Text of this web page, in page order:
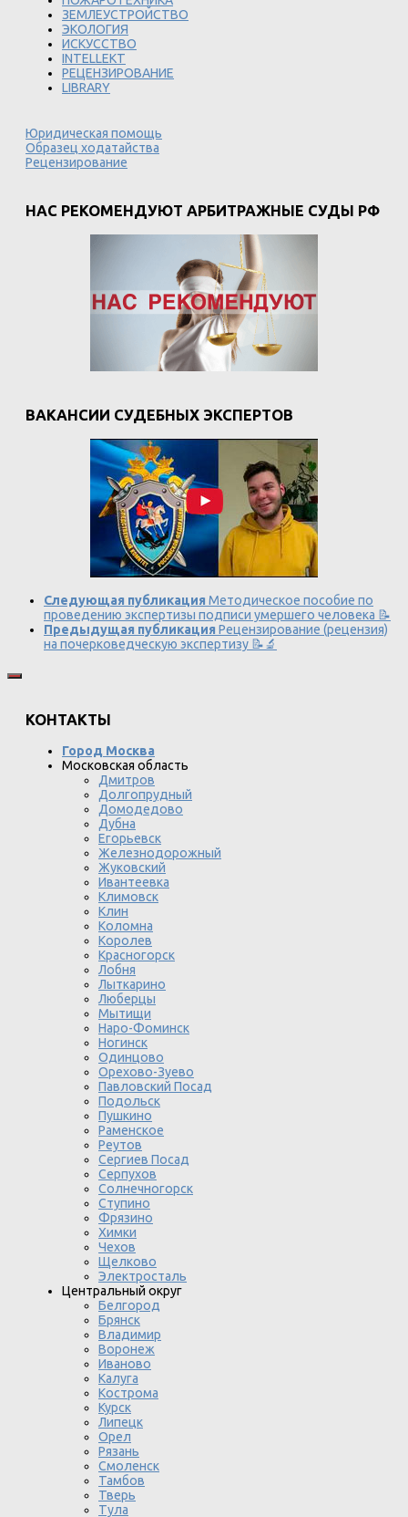
ЗЕМЛЕУСТРОЙСТВО
ЭКОЛОГИЯ
ИСКУССТВО
INTELLEKT
РЕЦЕНЗИРОВАНИЕ
LIBRARY
Юридическая помощь
Образец ходатайства
Рецензирование
НАС РЕКОМЕНДУЮТ АРБИТРАЖНЫЕ СУДЫ РФ
ВАКАНСИИ СУДЕБНЫХ ЭКСПЕРТОВ
Следующая публикация Методическое пособие по
проведению экспертизы подписи умершего человека 📝
Предыдущая публикация Рецензирование (рецензия)
на почерковедческую экспертизу 📝🔬
КОНТАКТЫ
Город Москва
Московская область
Дмитров
Долгопрудный
Домодедово
Дубна
Егорьевск
Железнодорожный
Жуковский
Ивантеевка
Климовск
Клин
Коломна
Королев
Красногорск
Лобня
Лыткарино
Люберцы
Мытищи
Наро-Фоминск
Ногинск
Одинцово
Орехово-Зуево
Павловский Посад
Подольск
Пушкино
Раменское
Реутов
Сергиев Посад
Серпухов
Солнечногорск
Ступино
Фрязино
Химки
Чехов
Щелково
Электросталь
Центральный округ
Белгород
Брянск
Владимир
Воронеж
Иваново
Калуга
Кострома
Курск
Липецк
Орел
Рязань
Смоленск
Тамбов
Тверь
Тула